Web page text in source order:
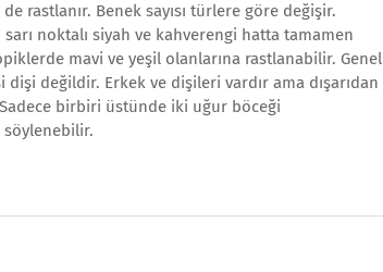
rastlanır. Benek sayısı türlere göre değişir.
sarı noktalı siyah ve kahverengi hatta tamamen
mavi ve yeşil olanlarına rastlanabilir. Genel
değildir. Erkek ve dişileri vardır ama dışarıdan
birbiri üstünde iki uğur böceği